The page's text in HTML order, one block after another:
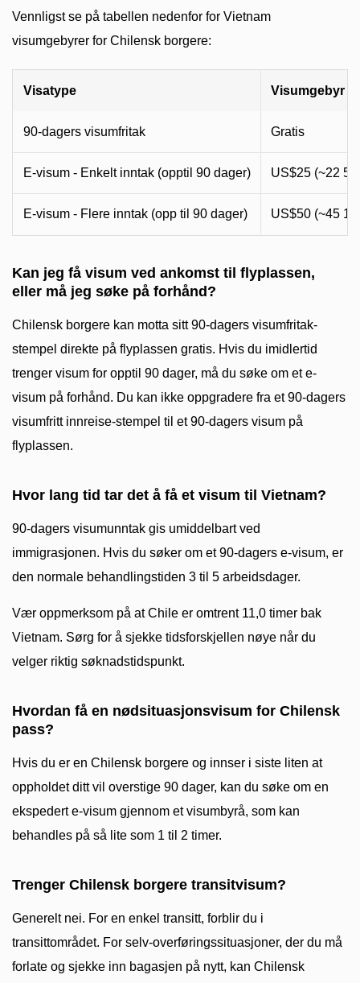
Vennligst se på tabellen nedenfor for Vietnam
visumgebyrer for Chilensk borgere:
Visatype Visumgebyr
90-dagers visumfritak Gratis
E-visum - Enkelt inntak (opptil 90 dager) US$25 (~22
E-visum - Flere inntak (opp til 90 dager) US$50 (~45
Kan jeg få visum ved ankomst til flyplassen,
eller må jeg søke på forhånd?
Chilensk borgere kan motta sitt 90-dagers visumfritak-
stempel direkte på flyplassen gratis. Hvis du imidlertid
trenger visum for opptil 90 dager, må du søke om et e-
visum på forhånd. Du kan ikke oppgradere fra et 90-dagers
visumfritt innreise-stempel til et 90-dagers visum på
flyplassen.
Hvor lang tid tar det å få et visum til Vietnam?
90-dagers visumunntak gis umiddelbart ved
immigrasjonen. Hvis du søker om et 90-dagers e-visum, er
den normale behandlingstiden 3 til 5 arbeidsdager.
Vær oppmerksom på at Chile er omtrent 11,0 timer bak
Vietnam. Sørg for å sjekke tidsforskjellen nøye når du
velger riktig søknadstidspunkt.
Hvordan få en nødsituasjonsvisum for Chilensk
pass?
Hvis du er en Chilensk borgere og innser i siste liten at
oppholdet ditt vil overstige 90 dager, kan du søke om en
ekspedert e-visum gjennom et visumbyrå, som kan
behandles på så lite som 1 til 2 timer.
Trenger Chilensk borgere transitvisum?
Generelt nei. For en enkel transitt, forblir du i
transittområdet. For selv-overføringssituasjoner, der du må
forlate og sjekke inn bagasjen på nytt, kan Chilensk